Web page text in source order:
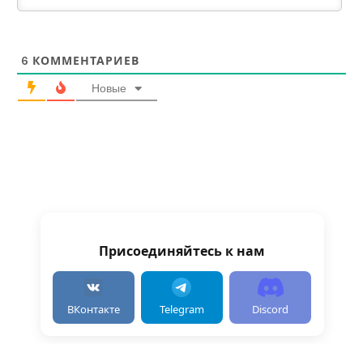
6 КОММЕНТАРИЕВ
Новые
Присоединяйтесь к нам
ВКонтакте Telegram Discord